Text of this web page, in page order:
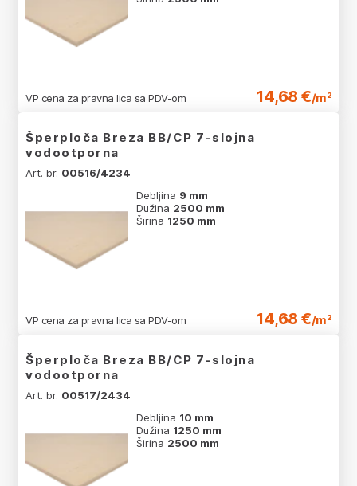
VP cena za pravna lica sa PDV-om 14,68 €/m²
Šperploča Breza BB/CP 7-slojna
vodootporna
Art. br. 00516/4234
Debljina 9 mm
Dužina 2500 mm
Širina 1250 mm
VP cena za pravna lica sa PDV-om 14,68 €/m²
Šperploča Breza BB/CP 7-slojna
vodootporna
Art. br. 00517/2434
Debljina 10 mm
Dužina 1250 mm
Širina 2500 mm